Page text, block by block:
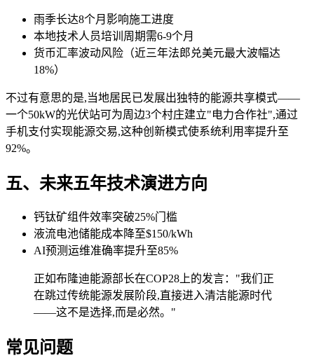
雨季长达8个月影响施工进度
本地技术人员培训周期需6-9个月
货币汇率波动风险（近三年法郎兑美元最大波幅达
18%）
不过有意思的是,当地居民已发展出独特的能源共享模式——
一个50kW的光伏站可为周边3个村庄建立"电力合作社",通过
手机支付实现能源交易,这种创新模式使系统利用率提升至
92%。
五、未来五年技术演进方向
钙钛矿组件效率突破25%门槛
液流电池储能成本降至$150/kWh
AI预测运维准确率提升至85%
正如布隆迪能源部长在COP28上的发言："我们正
在跳过传统能源发展阶段,直接进入清洁能源时代
——这不是选择,而是必然。"
常见问题